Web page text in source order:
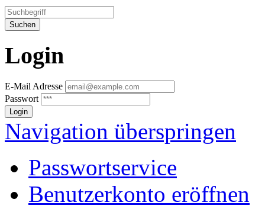
Login
E-Mail Adresse
Passwort
Navigation überspringen
Passwortservice
Benutzerkonto eröffnen